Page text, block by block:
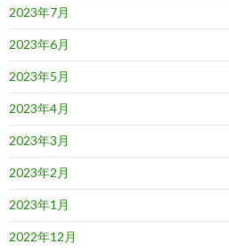
2023年7月
2023年6月
2023年5月
2023年4月
2023年3月
2023年2月
2023年1月
2022年12月